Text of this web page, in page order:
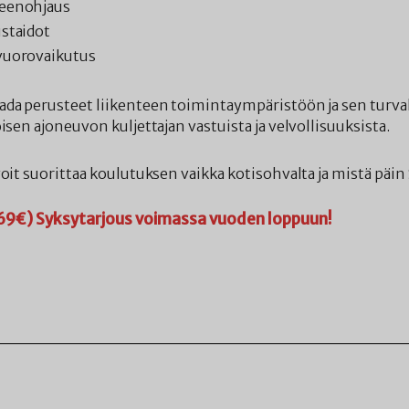
perusteet liikenteen toimintaympäristöön ja sen
ajoneuvon kuljettajan vastuista ja velvollisuuksista.
suorittaa koulutuksen vaikka kotisohvalta ja mistä päin
Syksytarjous voimassa vuoden loppuun!